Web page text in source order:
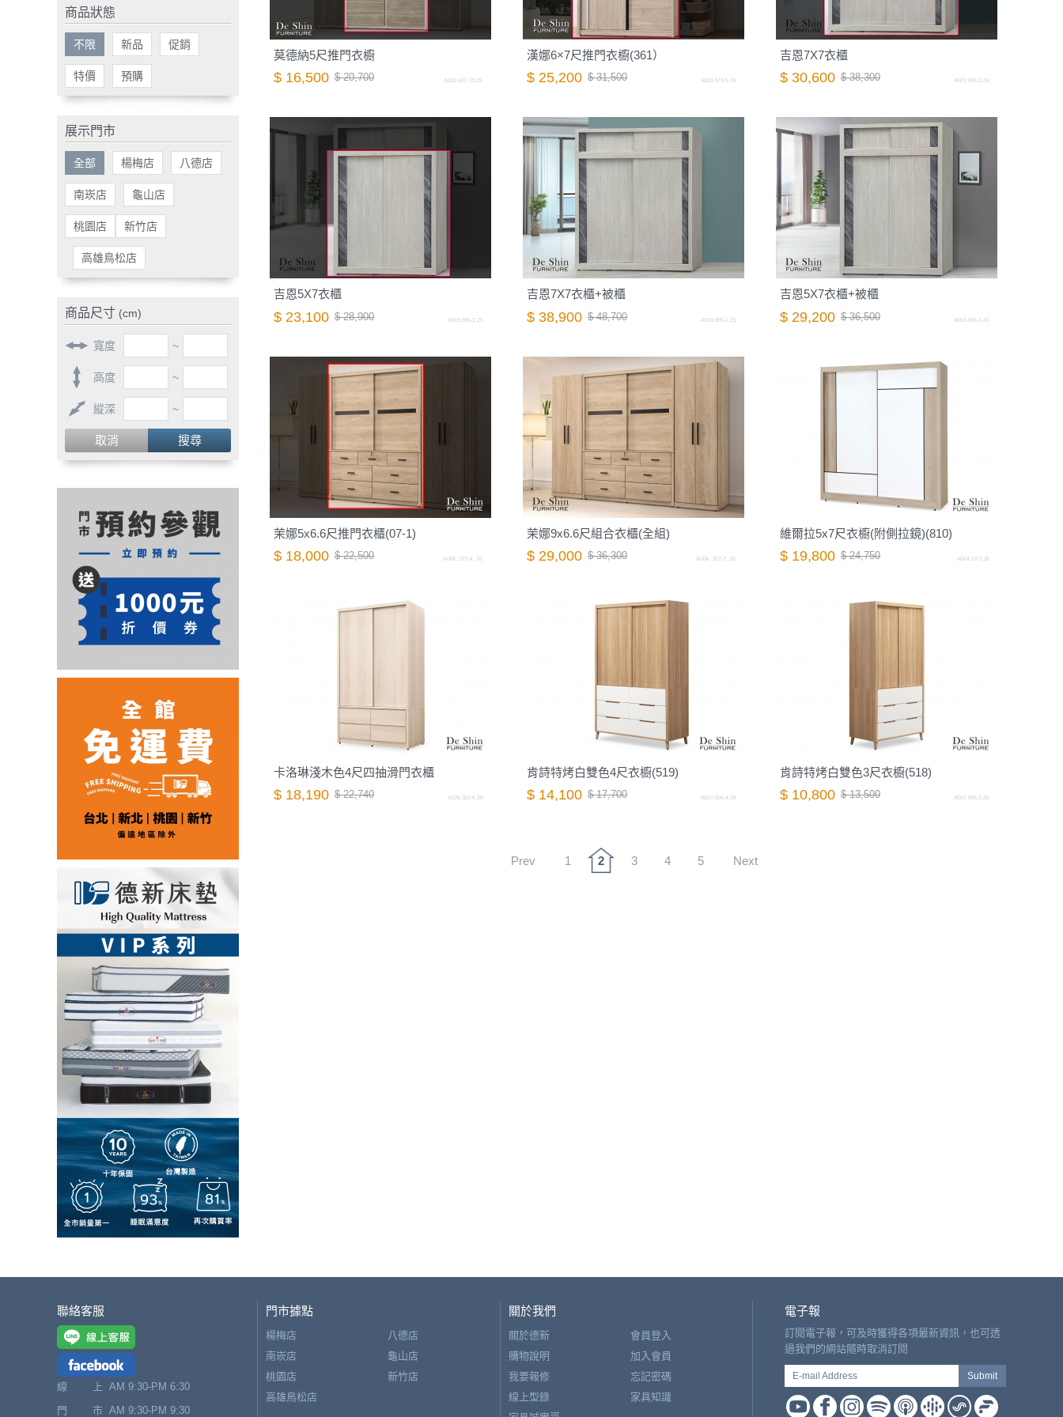
商品狀態
不限 新品 促銷
特價 預購
展示門市
全部 楊梅店 八德店
南崁店 龜山店
桃園店 新竹店
高雄鳥松店
商品尺寸 (cm)
寬度 ~
高度 ~
縱深 ~
取消 搜尋
莫德納5尺推門衣櫥
$ 16,500 $ 20,700 A003.607-13.25
漢娜6×7尺推門衣櫥(361）
$ 25,200 $ 31,500 A003.573-5.26
吉恩7X7衣櫃
$ 30,600 $ 38,300 A003.595-2.26
吉恩5X7衣櫃
$ 23,100 $ 28,900 A003.596-2.26
吉恩7X7衣櫃+被櫃
$ 38,900 $ 48,700 A003.595-1.25
吉恩5X7衣櫃+被櫃
$ 29,200 $ 36,500 A003.596-1.26
茉娜5x6.6尺推門衣櫃(07-1)
$ 18,000 $ 22,500 A004. 372-4 .26
茉娜9x6.6尺組合衣櫃(全組)
$ 29,000 $ 36,300 A004. 372-2 .26
維爾拉5x7尺衣櫥(附側拉鏡)(810)
$ 19,800 $ 24,750 A064.37-5.26
卡洛琳淺木色4尺四抽滑門衣櫃
$ 18,190 $ 22,740 A105.320-6.26
肯詩特烤白雙色4尺衣櫥(519)
$ 14,100 $ 17,700 A007.606-4.26
肯詩特烤白雙色3尺衣櫥(518)
$ 10,800 $ 13,500 A007.606-3.26
Prev 1 2 3 4 5 Next
聯絡客服
線 上 AM 9:30-PM 6:30
門 市 AM 9:30-PM 9:30
門市據點
楊梅店
八德店
南崁店
龜山店
桃園店
新竹店
高雄鳥松店
關於我們
關於德新
購物說明
我要報修
線上型錄
會員登入
加入會員
忘記密碼
家具知識
電子報
訂閱電子報，可及時獲得各項最新資訊，也可透
過我們的網站隨時取消訂閱
E-mail Address Submit